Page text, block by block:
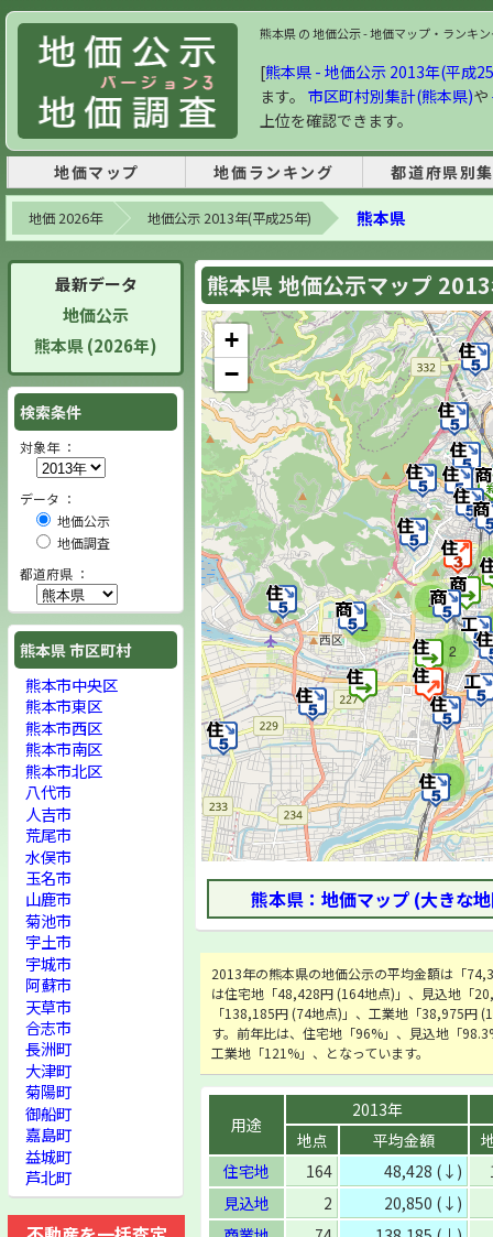
熊本県 の 地価公示 - 地価マップ・ランキ
[熊本県 - 地価公示 2013年(平成
ます。 市区町村別集計(熊本県)や
上位を確認できます。
地価マップ 地価ランキング 都道府県別
地価 2026年 地価公示 2013年(平成25年) 熊本県
熊本県 地価公示マップ
2
2
2
2
+
−
熊本県：地価マップ (大きな
2013年の熊本県の地価公示の平均金額は「
は住宅地「48,428円 (164地点)」、見込地「
「138,185円 (74地点)」、工業地「38,975円
す。前年比は、住宅地「96%」、見込地「
工業地「121%」、となっています。
用途
2013年
地点
平均金額
住宅地
164 48,428 (↓)
見込地
2
20,850 (↓)
最新データ
地価公示
熊本県 (2026年)
検索条件
対象年 ：
データ ：
地価公示
地価調査
都道府県 ：
熊本県 市区町村
熊本市中央区
熊本市東区
熊本市西区
熊本市南区
熊本市北区
八代市
人吉市
荒尾市
水俣市
玉名市
山鹿市
菊池市
宇土市
宇城市
阿蘇市
天草市
合志市
長洲町
大津町
菊陽町
御船町
嘉島町
益城町
芦北町